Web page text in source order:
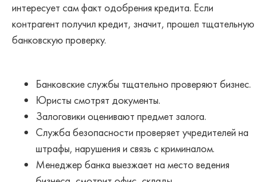
интересует сам факт одобрения кредита. Если
контрагент получил кредит, значит, прошел тщательную
банковскую проверку.
Банковские службы тщательно проверяют бизнес.
Юристы смотрят документы.
Залоговики оценивают предмет залога.
Служба безопасности проверяет учредителей на
штрафы, нарушения и связь с криминалом.
Менеджер банка выезжает на место ведения